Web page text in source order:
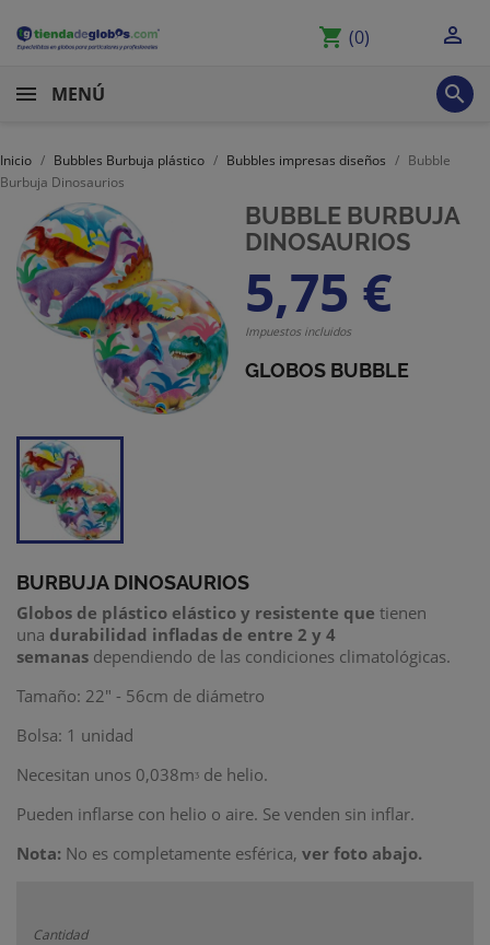
shopping_cart (0) 
MENÚ 
Inicio Bubbles Burbuja plástico Bubbles impresas diseños
Bubble
Burbuja Dinosaurios
BUBBLE BURBUJA
DINOSAURIOS
5,75 €
Impuestos incluidos
GLOBOS BUBBLE
BURBUJA DINOSAURIOS
Globos de plástico elástico y resistente que tienen
una durabilidad infladas de entre 2 y 4
semanas dependiendo de las condiciones climatológicas.
Tamaño: 22" - 56cm de diámetro
Bolsa: 1 unidad
Necesitan unos 0,038mᶾ de helio.
Pueden inflarse con helio o aire. Se venden sin inflar.
Nota: No es completamente esférica, ver foto abajo.
Cantidad